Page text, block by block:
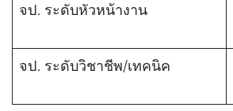
จป. ระดับหัวหน้างาน
จป. ระดับวิชาชีพ/เทคนิค